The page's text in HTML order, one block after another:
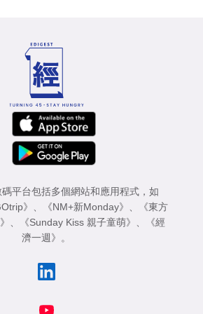
平台包括多個網站和應用程式，如
》 、 《NM+新Monday》 、
《東方
、 《Sunday Kiss 親子童萌》 、
《經
濟一週》 。